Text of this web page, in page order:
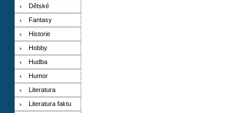
Dětské
Fantasy
Historie
Hobby
Hudba
Humor
Literatura
Literatura faktu